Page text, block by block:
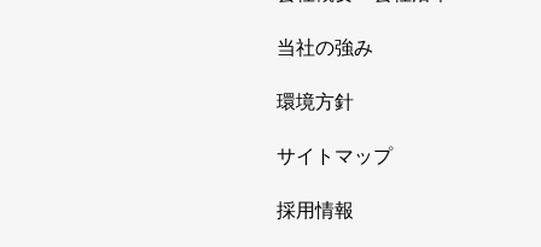
当社の強み
環境方針
サイトマップ
採用情報